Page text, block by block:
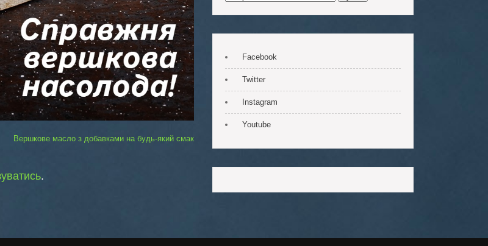
Вершкове масло з добавками на будь-який смак
.
Facebook
Twitter
Instagram
Youtube